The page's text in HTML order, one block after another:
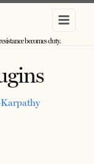
becomes duty.